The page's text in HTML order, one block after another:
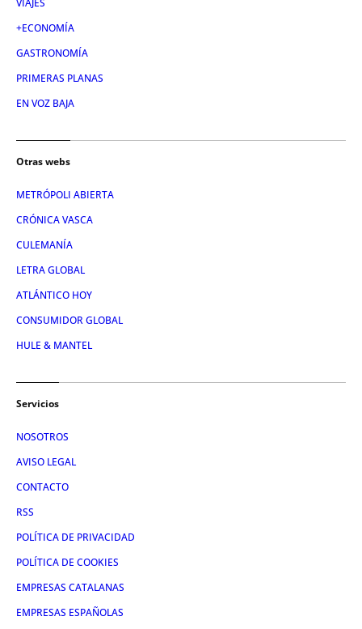
VIAJES
+ECONOMÍA
GASTRONOMÍA
PRIMERAS PLANAS
EN VOZ BAJA
Otras webs
METRÓPOLI ABIERTA
CRÓNICA VASCA
CULEMANÍA
LETRA GLOBAL
ATLÁNTICO HOY
CONSUMIDOR GLOBAL
HULE & MANTEL
Servicios
NOSOTROS
AVISO LEGAL
CONTACTO
RSS
POLÍTICA DE PRIVACIDAD
POLÍTICA DE COOKIES
EMPRESAS CATALANAS
EMPRESAS ESPAÑOLAS